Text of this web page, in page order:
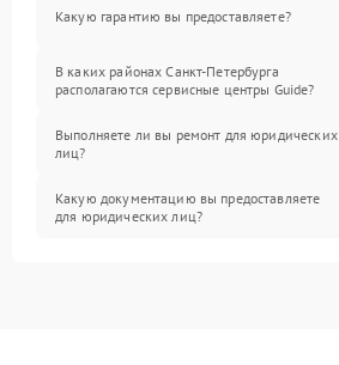
Какую гарантию вы предоставляете?
В каких районах Санкт-Петербурга
располагаются сервисные центры Guide?
Выполняете ли вы ремонт для юридических
лиц?
Какую документацию вы предоставляете
для юридических лиц?